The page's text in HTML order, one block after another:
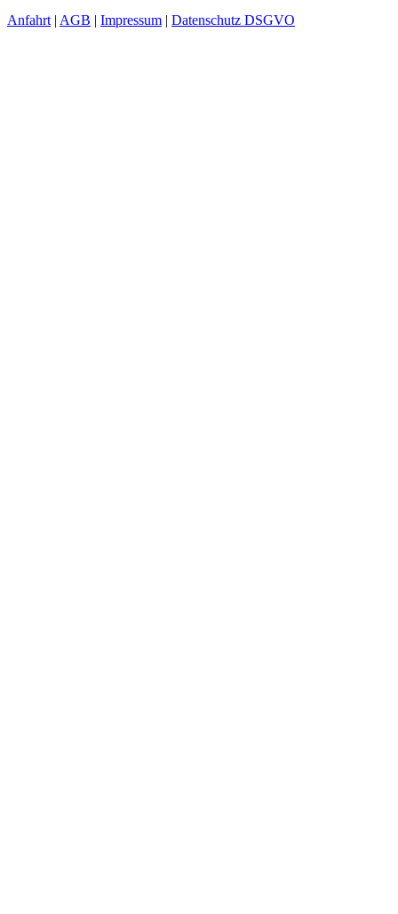
Anfahrt | AGB | Impressum | Datenschutz DSGVO